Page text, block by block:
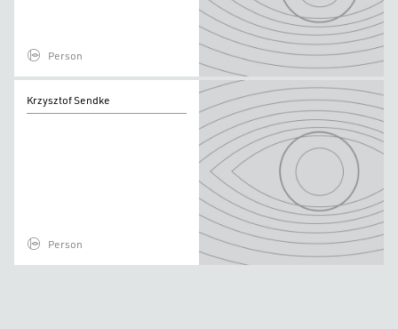
Person
Sendke
Krzysztof Sendke
Person